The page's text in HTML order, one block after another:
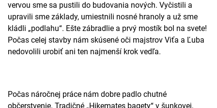
vervou sme sa pustili do budovania nových. Vyčistili a
upravili sme základy, umiestnili nosné hranoly a už sme
kládli „podlahu“. Ešte zábradlie a prvý mostík bol na svete!
Počas celej stavby nám skúsené oči majstrov Viťa a Ľuba
nedovolili urobiť ani ten najmenší krok vedľa.
Počas náročnej práce nám dobre padlo chutné
občerstvenie. Tradičné „Hikemates bagety“ v šunkovej,